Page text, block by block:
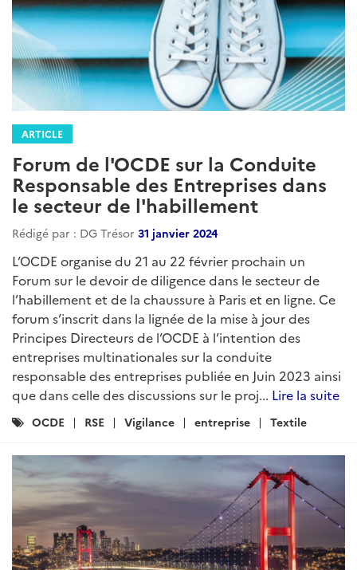
ARTICLE
Forum de l'OCDE sur la Conduite
Responsable des Entreprises dans
le secteur de l'habillement
Rédigé par : DG Trésor 31 janvier 2024
L’OCDE organise du 21 au 22 février prochain un
Forum sur le devoir de diligence dans le secteur de
l’habillement et de la chaussure à Paris et en ligne. Ce
forum s’inscrit dans la lignée de la mise à jour des
Principes Directeurs de l’OCDE à l’intention des
entreprises multinationales sur la conduite
responsable des entreprises publiée en Juin 2023 ainsi
que dans celle des discussions sur le proj... Lire la suite
Catégories
OCDE RSE Vigilance entreprise Textile